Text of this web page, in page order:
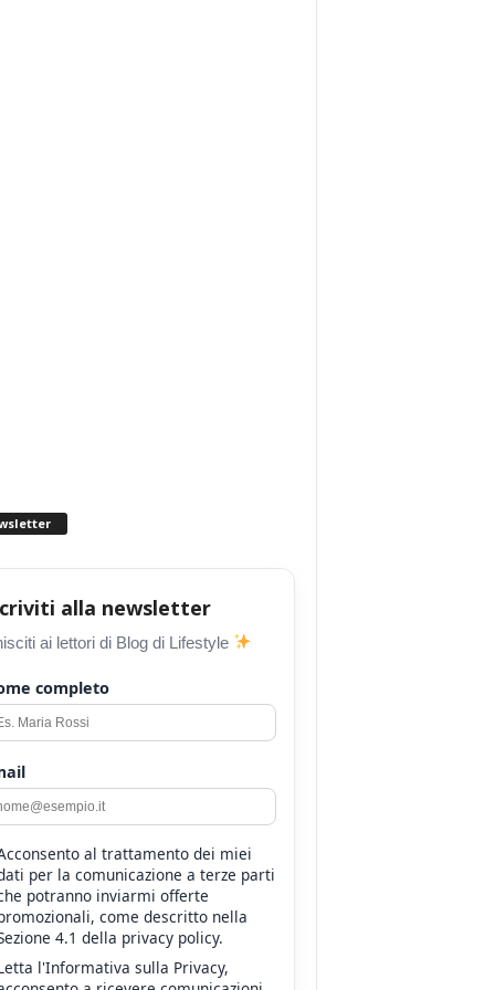
alla newsletter
ai lettori di Blog di Lifestyle
completo
al trattamento dei miei
per la comunicazione a terze parti
potranno inviarmi offerte
come descritto nella
4.1 della privacy policy.
l'Informativa sulla Privacy,